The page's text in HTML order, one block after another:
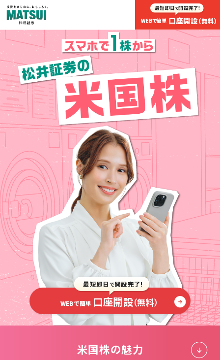
最短即日で開設完了!
WEBで簡単 口座開設（無料）
最短即日 で開設完了!
WEBで簡単 口座開設（無料）
米国株の魅力